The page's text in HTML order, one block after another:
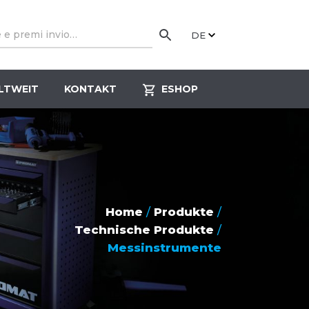
DE
KONTAKT ESHOP
Home / Produkte /
Technische Produkte /
Messinstrumente